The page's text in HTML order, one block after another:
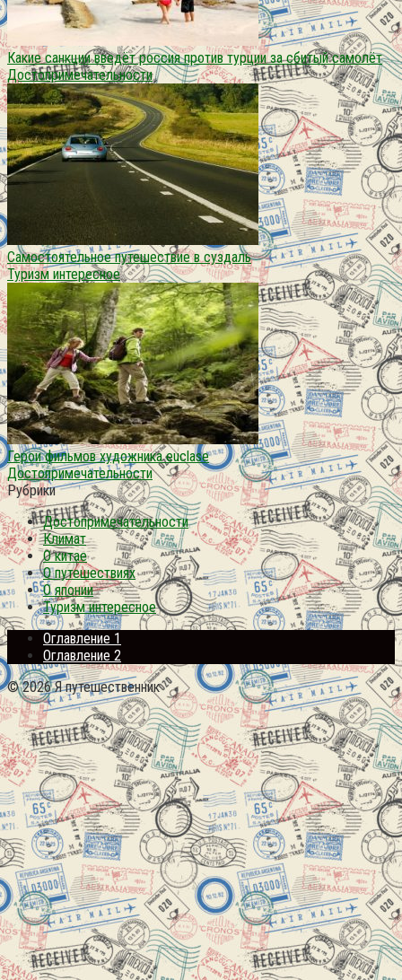
Какие санкции введёт россия против турции за сбитый самолёт
Достопримечательности
Самостоятельное путешествие в суздаль
Туризм интересное
Герои фильмов художника euclase
Достопримечательности
Рубрики
Достопримечательности
Климат
О китае
О путешествиях
О японии
Туризм интересное
Оглавление 1
Оглавление 2
© 2026 Я путешественник